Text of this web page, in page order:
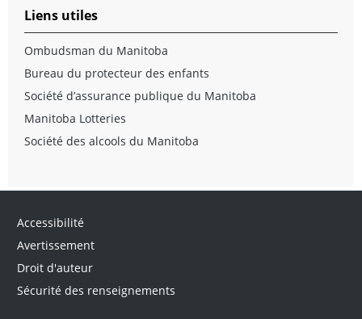
Liens utiles
Ombudsman du Manitoba
Bureau du protecteur des enfants
Société d’assurance publique du Manitoba
Manitoba Lotteries
Société des alcools du Manitoba
Accessibilité
Avertissement
Droit d'auteur
Sécurité des renseignements